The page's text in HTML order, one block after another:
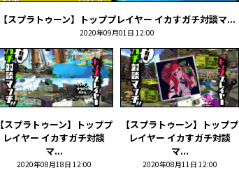
【スプラトゥーン】トッププレイヤー イカすガチ対談マ...
2020年09月01日 12:00
【スプラトゥーン】トッププ
レイヤー イカすガチ対談
マ...
2020年08月18日 12:00
【スプラトゥーン】トッププ
レイヤー イカすガチ対談
マ...
2020年08月11日 12:00